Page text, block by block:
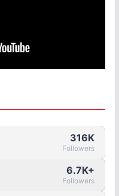
316K
Followers
6.7K+
Followers